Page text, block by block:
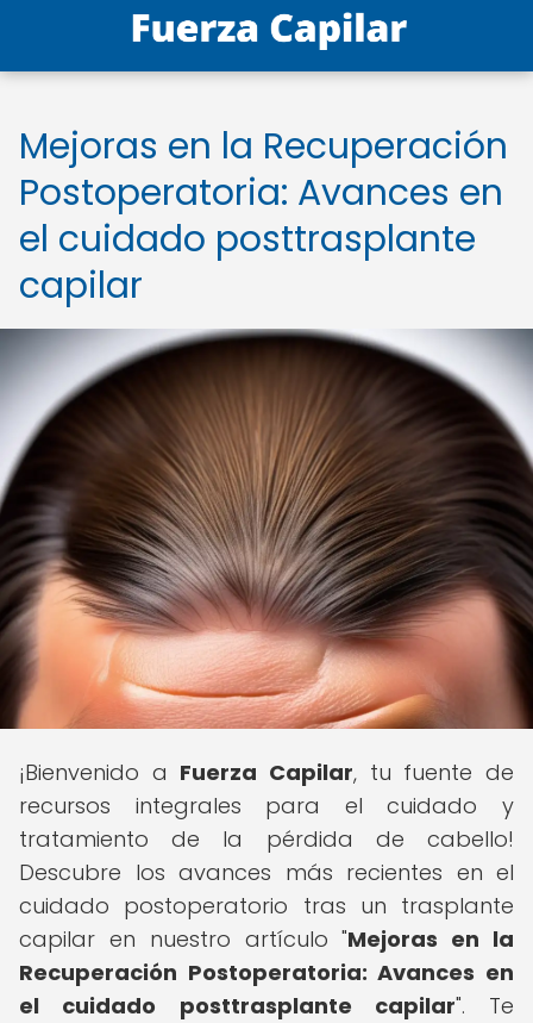
Mejoras en la Recuperación
Postoperatoria: Avances en
el cuidado posttrasplante
capilar
¡Bienvenido a Fuerza Capilar, tu fuente de
recursos integrales para el cuidado y
tratamiento de la pérdida de cabello!
Descubre los avances más recientes en el
cuidado postoperatorio tras un trasplante
capilar en nuestro artículo "Mejoras en la
Recuperación Postoperatoria: Avances en
el cuidado posttrasplante capilar". Te